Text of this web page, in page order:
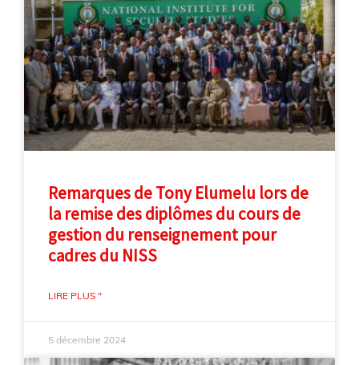
Remarques de Tony Elumelu lors de
la remise des diplômes du cours de
gestion du renseignement pour
cadres du NISS
LIRE PLUS "
5 décembre 2024